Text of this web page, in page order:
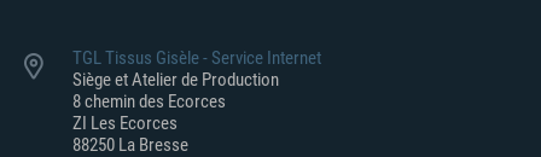
TGL Tissus Gisèle - Service Internet
Siège et Atelier de Production
8 chemin des Ecorces
ZI Les Ecorces
88250 La Bresse